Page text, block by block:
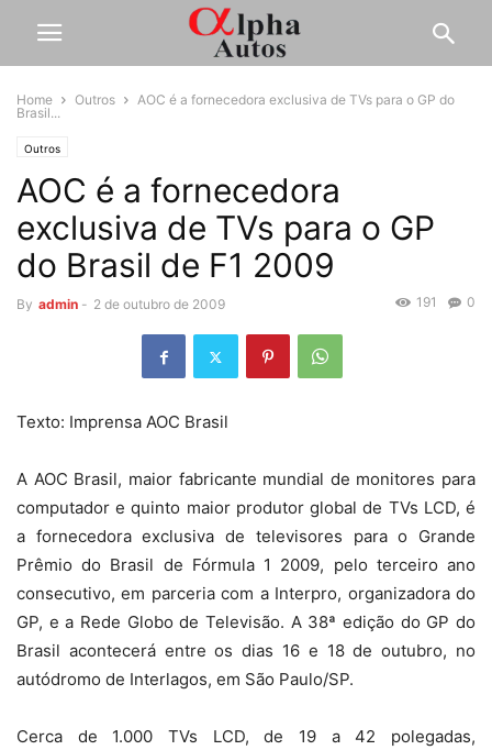
Home Outros
AOC é a fornecedora exclusiva de TVs para o GP do
Brasil...
Outros
AOC é a fornecedora
exclusiva de TVs para o GP
do Brasil de F1 2009
By admin - 2 de outubro de 2009 0
191
Texto: Imprensa AOC Brasil
A AOC Brasil, maior fabricante mundial de monitores para
computador e quinto maior produtor global de TVs LCD, é
a fornecedora exclusiva de televisores para o Grande
Prêmio do Brasil de Fórmula 1 2009, pelo terceiro ano
consecutivo, em parceria com a Interpro, organizadora do
GP, e a Rede Globo de Televisão. A 38ª edição do GP do
Brasil acontecerá entre os dias 16 e 18 de outubro, no
autódromo de Interlagos, em São Paulo/SP.
Cerca de 1.000 TVs LCD, de 19 a 42 polegadas,